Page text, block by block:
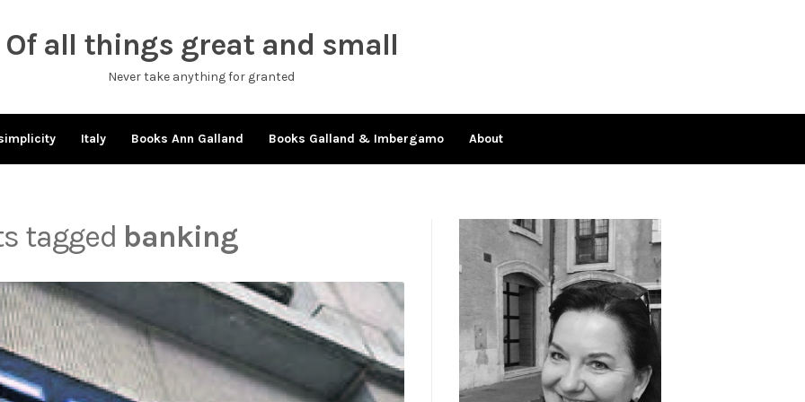
Of all things great and small
Never take anything for granted
Italy Books Ann Galland Books Galland & Imbergamo About
tagged banking